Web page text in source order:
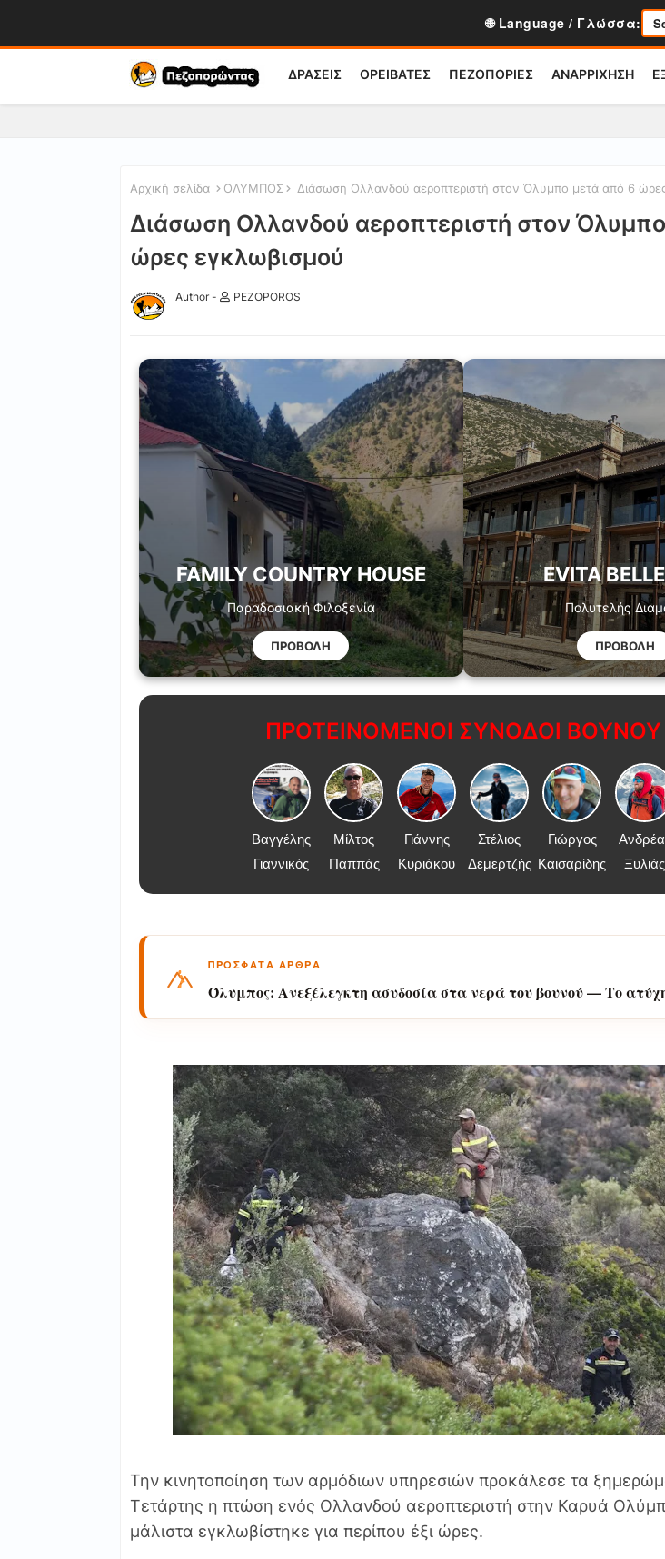
🌐 Language / Γλώσσα:
ΔΡΑΣΕΙΣ ΟΡΕΙΒΑΤΕΣ ΠΕΖΟΠΟΡΙΕΣ ΑΝΑΡΡΙΧΗΣΗ
Αρχική σελίδα ΟΛΥΜΠΟΣ Διάσωση Ολλανδού αεροπτεριστή στον Όλυμπο μετά από 6
Διάσωση Ολλανδού αεροπτεριστή στον
ώρες εγκλωβισμού
Author - PEZOPOROS
FAMILY COUNTRY HOUSE
Παραδοσιακή Φιλοξενία
ΠΡΟΒΟΛΗ
EVITA
Πολυτελής
ΠΡΟΒΟΛΗ
ΠΡΟΤΕΙΝΟΜΕΝΟΙ ΣΥΝΟΔΟΙ ΒΟΥΝΟΥ
Βαγγέλης
Γιαννικός
Μίλτος
Παππάς
Γιάννης
Κυριάκου
Στέλιος
Δεμερτζής
Γιώργος
Καισαρίδης
Ξυλιάς
ΠΡΟΣΦΑΤΑ ΑΡΘΡΑ
Όλυμπος: Ανεξέλεγκτη ασυδοσία στα νερά του βουνού — Το
Την κινητοποίηση των αρμόδιων υπηρεσιών προκάλεσε τα
Τετάρτης η πτώση ενός Ολλανδού αεροπτεριστή στην Καρυά
μάλιστα εγκλωβίστηκε για περίπου έξι ώρες.